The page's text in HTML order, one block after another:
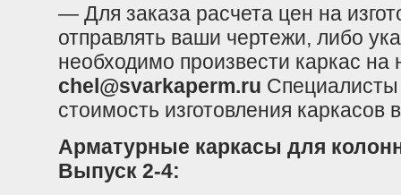
— Для заказа расчета цен на
отправлять ваши чертежи, либо
необходимо произвести каркас на
chel@svarkaperm.ru
стоимость изготовления каркасов
Арматурные каркасы для
Выпуск 2-4: